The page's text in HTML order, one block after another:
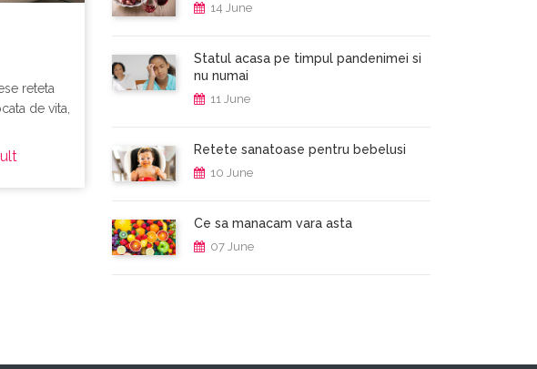
reteta
de vita,
14 June
Statul acasa pe timpul pandenimei si
nu numai
11 June
Retete sanatoase pentru bebelusi
10 June
Ce sa manacam vara asta
07 June